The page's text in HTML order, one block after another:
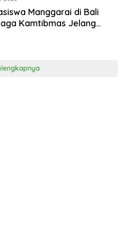
Manggarai di Bali
Kamtibmas Jelang